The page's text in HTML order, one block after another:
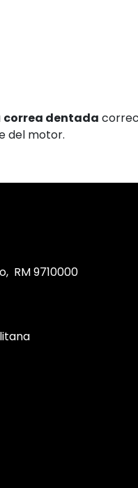
correa dentada
del motor.
RM 9710000